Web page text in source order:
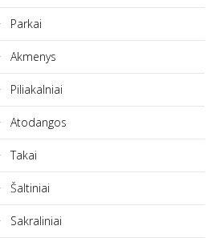
Parkai
Akmenys
Piliakalniai
Atodangos
Takai
Šaltiniai
Sakraliniai